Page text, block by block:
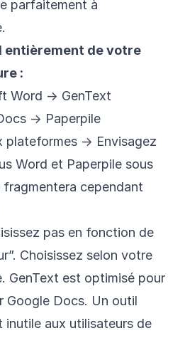
parfaitement à
entièrement de votre
:
Word → GenText
→ Paperpile
plateformes → Envisagez
Word et Paperpile sous
cependant
pas en fonction de
Choisissez selon votre
GenText est optimisé pour
Google Docs. Un outil
inutile aux utilisateurs de